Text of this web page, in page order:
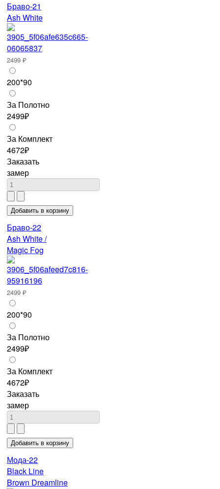
Браво-21
Ash White
2499 ₽
200*90
За Полотно
2499₽
За Комплект
4672₽
Заказать
замер
Браво-22
Ash White /
Magic Fog
2499 ₽
200*90
За Полотно
2499₽
За Комплект
4672₽
Заказать
замер
Мода-22
Black Line
Brown Dreamline